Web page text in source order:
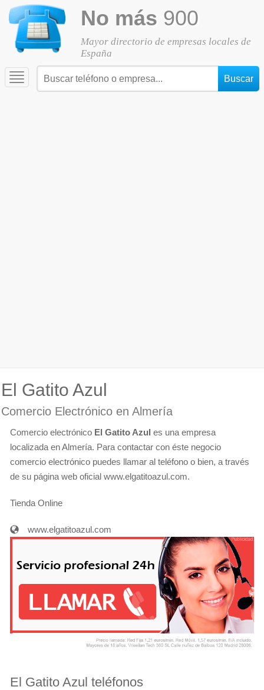
No más 900
Mayor directorio de empresas locales de
España
Toggle
navigation
El Gatito Azul
Comercio Electrónico en Almería
Comercio electrónico El Gatito Azul es una empresa
localizada en Almería. Para contactar con éste negocio
comercio electrónico puedes llamar al teléfono o bien, a través
de su página web oficial www.elgatitoazul.com.
Tienda Online
www.elgatitoazul.com
El Gatito Azul teléfonos